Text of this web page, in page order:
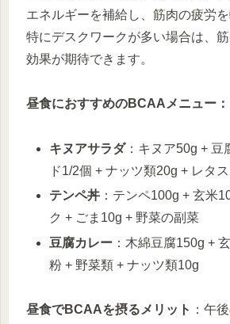
エネルギーを補給し、筋肉の疲労を
特にデスクワークが多い場合は、
効果が期待できます。
昼食におすすめのBCAAメニュー：
キヌアサラダ：キヌア50g + 豆
ド1/2個 + ナッツ類20g + レタ
テンペ丼 ：テンペ100g + 玄米
ク + ごま10g + 野菜の副菜
豆腐カレー ：木綿豆腐150g +
粉 + 野菜類 + ナッツ類10g
昼食でBCAAを摂るメリット ：午